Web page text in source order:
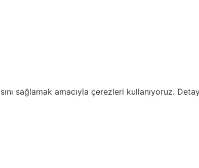
sağlamak amacıyla çerezleri kullanıyoruz.